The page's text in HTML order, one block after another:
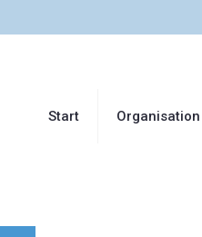
Start Organisation